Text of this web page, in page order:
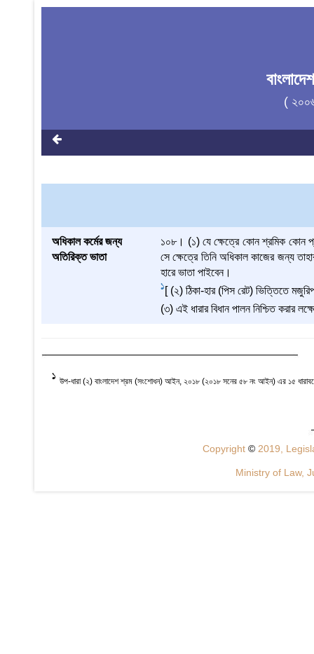
(
অধিকাল কর্মের জন্য
অতিরিক্ত ভাতা
১০৮। (১) যে ক্ষেত্রে কোন শ্রমিক কোন
সে ক্ষেত্রে তিনি অধিকাল কাজের জন্য
হারে ভাতা পাইবেন।
1[ (২) ঠিকা-হার (পিস রেট) ভিত্তিতে
(৩) এই ধারার বিধান পালন নিশ্চিত করার
1 উপ-ধারা (২) বাংলাদেশ শ্রম (সংশোধন) আইন, ২০১৮ (২০১৮ সনের ৫৮ নং আইন) এর ১৫
Copyright © 2019,
Ministry of Law,